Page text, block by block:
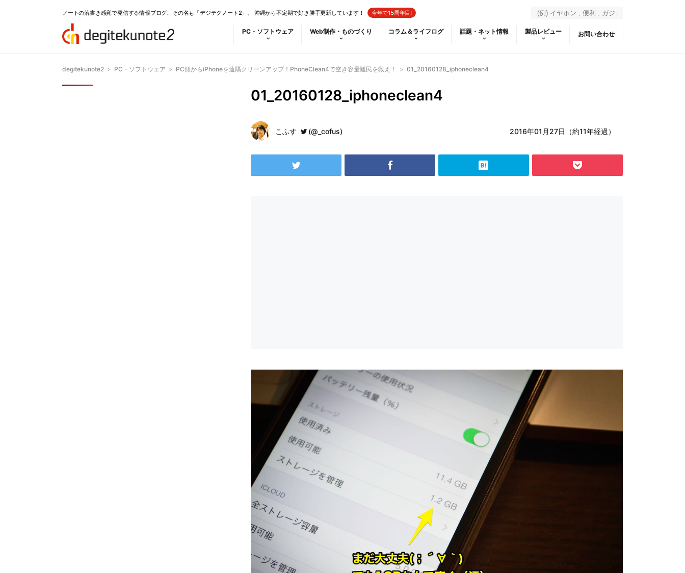
ノートの落書き感覚で発信する情報ブログ、その名も「デジテクノート2」。 沖縄から不定期で好き勝手更新しています！ 今年で15周年目!
PC・ソフトウェア Web制作・ものづくり コラム＆ライフログ 話題・ネット情報 製品レビュー お問い合わせ
degitekunote2 > PC・ソフトウェア > PC側からiPhoneを遠隔クリーンアップ！PhoneClean4で空き容量難民を救え！ > 01_20160128_iphoneclean4
01_20160128_iphoneclean4
こふす (@_cofus) 2016年01月27日（約11年経過）